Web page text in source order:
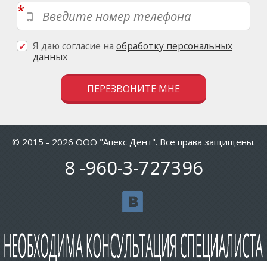
*
Я даю согласие на обработку персональных
данных
Пожалуйста, не заполняйте это поле.
© 2015 - 2026 ООО "Апекс Дент". Все права защищены.
8 -960-3-727396